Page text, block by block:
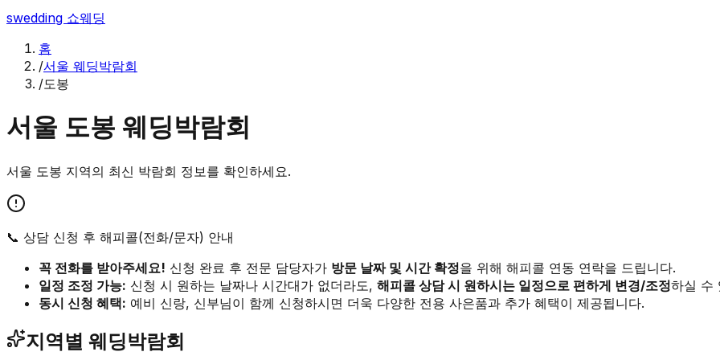
swedding 쇼웨딩
홈
/서울 웨딩박람회
/도봉
서울 도봉 웨딩박람회
서울 도봉 지역의 최신 박람회 정보를 확인하세요.
📞 상담 신청 후 해피콜(전화/문자) 안내
꼭 전화를 받아주세요! 신청 완료 후 전문 담당자가 방문 날짜 및 시간 확정을 위해 해피콜 연동 연락을 드립니다.
일정 조정 가능: 신청 시 원하는 날짜나 시간대가 없더라도, 해피콜 상담 시 원하시는 일정으로 편하게 변경/조정하실 수
동시 신청 혜택: 예비 신랑, 신부님이 함께 신청하시면 더욱 다양한 전용 사은품과 추가 혜택이 제공됩니다.
지역별 웨딩박람회